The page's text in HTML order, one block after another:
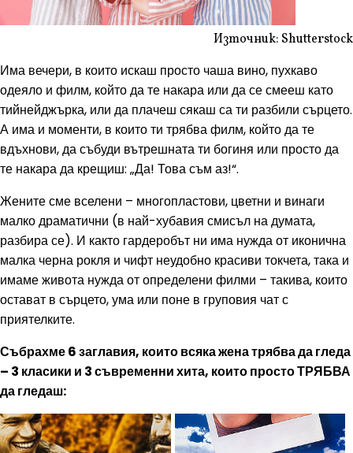
Източник: Shutterstock
Има вечери, в които искаш просто чаша вино, пухкаво
одеяло и филм, който да те накара или да се смееш като
тийнейджърка, или да плачеш сякаш са ти разбили сърцето.
А има и моменти, в които ти трябва филм, който да те
вдъхнови, да събуди вътрешната ти богиня или просто да
те накара да крещиш: „Да! Това съм аз!“.
Жените сме вселени – многопластови, цветни и винаги
малко драматични (в най-хубавия смисъл на думата,
разбира се). И както гардеробът ни има нужда от иконична
малка черна рокля и чифт неудобно красиви токчета, така и
имаме живота нужда от определени филми – такива, които
остават в сърцето, ума или поне в груповия чат с
приятелките.
Събрахме 6 заглавия, които всяка жена трябва да гледа
– 3 класики и 3 съвременни хита, които просто ТРЯБВА
да гледаш: